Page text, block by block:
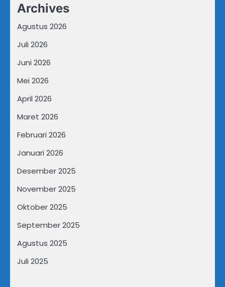
Archives
Agustus 2026
Juli 2026
Juni 2026
Mei 2026
April 2026
Maret 2026
Februari 2026
Januari 2026
Desember 2025
November 2025
Oktober 2025
September 2025
Agustus 2025
Juli 2025